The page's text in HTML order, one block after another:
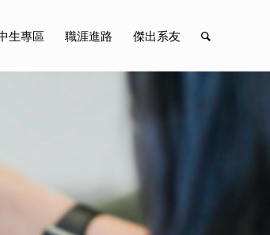
生專區 職涯進路 傑出系友